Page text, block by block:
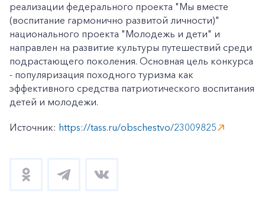
реализации федерального проекта "Мы вместе
(воспитание гармонично развитой личности)"
национального проекта "Молодежь и дети" и
направлен на развитие культуры путешествий среди
подрастающего поколения. Основная цель конкурса
- популяризация походного туризма как
эффективного средства патриотического воспитания
детей и молодежи.
Источник: https://tass.ru/obschestvo/23009825